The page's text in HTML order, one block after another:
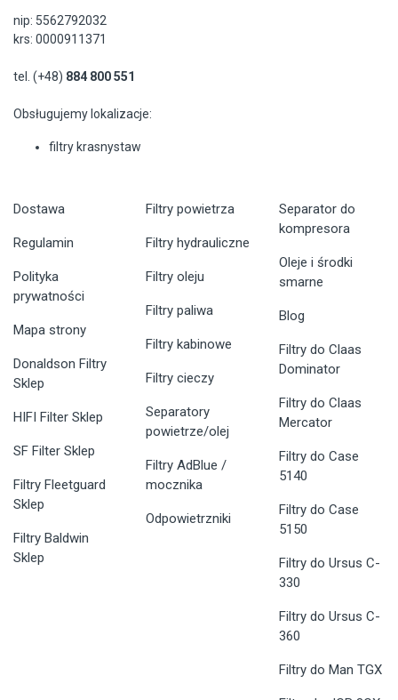
nip: 5562792032
krs: 0000911371
tel. (+48) 884 800 551
Obsługujemy lokalizacje:
filtry krasnystaw
Dostawa
Regulamin
Polityka
prywatności
Mapa strony
Donaldson Filtry
Sklep
HIFI Filter Sklep
SF Filter Sklep
Filtry Fleetguard
Sklep
Filtry Baldwin
Sklep
Filtry powietrza
Filtry hydrauliczne
Filtry oleju
Filtry paliwa
Filtry kabinowe
Filtry cieczy
Separatory
powietrze/olej
Filtry AdBlue /
mocznika
Odpowietrzniki
Separator do
kompresora
Oleje i środki
smarne
Blog
Filtry do Claas
Dominator
Filtry do Claas
Mercator
Filtry do Case
5140
Filtry do Case
5150
Filtry do Ursus C-
330
Filtry do Ursus C-
360
Filtry do Man TGX